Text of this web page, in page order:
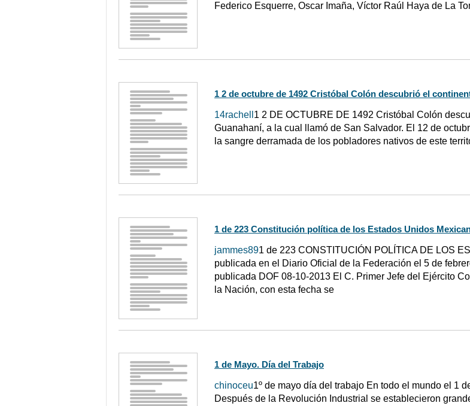
Federico Esquerre, Oscar Imaña, Víctor Raúl Haya de La
1 2 de octubre de 1492 Cristóbal Colón descubrió el
14rachell 1 2 DE OCTUBRE DE 1492 Cristóbal Colón
Guanahaní, a la cual llamó de San Salvador. El 12 de
la sangre derramada de los pobladores nativos de este
1 de 223 Constitución política de los Estados Unidos
jammes891 de 223 CONSTITUCIÓN POLÍTICA DE LOS
publicada en el Diario Oficial de la Federación el 5 de
publicada DOF 08-10-2013 El C. Primer Jefe del Ejército
la Nación, con esta fecha se
1 de Mayo. Día del Trabajo
chinoceu1º de mayo día del trabajo En todo el mundo el 1
Después de la Revolución Industrial se establecieron